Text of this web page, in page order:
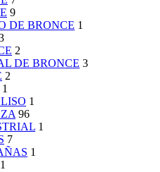
9
DE BRONCE 1
2
DE BRONCE 3
2
1
1
96
1
7
1